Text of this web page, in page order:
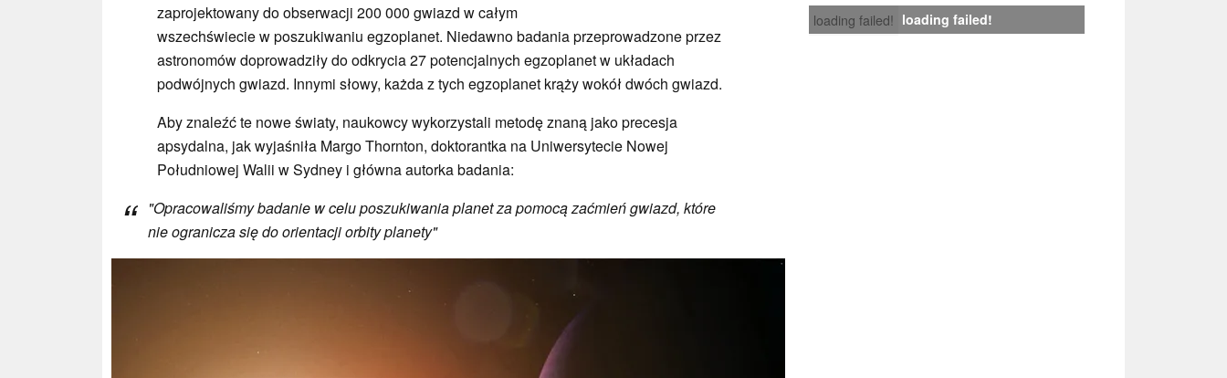
loading failed! loading failed!
zaprojektowany do obserwacji 200 000 gwiazd w całym
wszechświecie w poszukiwaniu egzoplanet. Niedawno badania przeprowadzone przez
astronomów doprowadziły do odkrycia 27 potencjalnych egzoplanet w układach
podwójnych gwiazd. Innymi słowy, każda z tych egzoplanet krąży wokół dwóch gwiazd.
Aby znaleźć te nowe światy, naukowcy wykorzystali metodę znaną jako precesja
apsydalna, jak wyjaśniła Margo Thornton, doktorantka na Uniwersytecie Nowej
Południowej Walii w Sydney i główna autorka badania:
"Opracowaliśmy badanie w celu poszukiwania planet za pomocą zaćmień gwiazd, które
nie ogranicza się do orientacji orbity planety"